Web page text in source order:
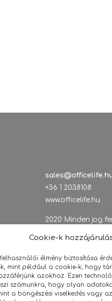
Cookie-k
élmény biztosítása
mint például a cookie-k, hogy
azokhoz. Ezen
számunkra, hogy olyan
a böngészési viselkedés vagy
+36 1 2038108
www.officelife.hu
2020 Minden jog
Tárhelyszolgáltató
1144 Budapest,
Adószám: 14571332-